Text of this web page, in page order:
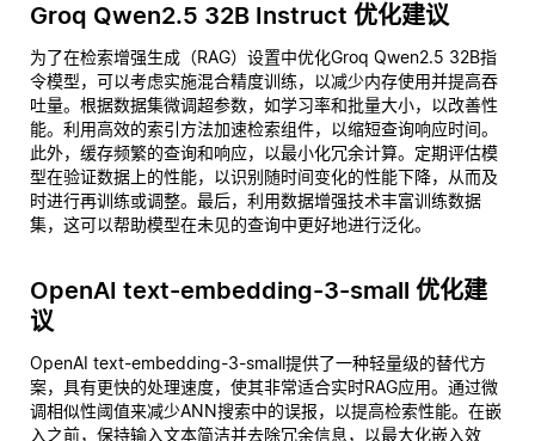
Groq Qwen2.5 32B Instruct 优化建议
为了在检索增强生成（RAG）设置中优化Groq Qwen2.5 32B指
令模型，可以考虑实施混合精度训练，以减少内存使用并提高吞
吐量。根据数据集微调超参数，如学习率和批量大小，以改善性
能。利用高效的索引方法加速检索组件，以缩短查询响应时间。
此外，缓存频繁的查询和响应，以最小化冗余计算。定期评估模
型在验证数据上的性能，以识别随时间变化的性能下降，从而及
时进行再训练或调整。最后，利用数据增强技术丰富训练数据
集，这可以帮助模型在未见的查询中更好地进行泛化。
OpenAI text-embedding-3-small 优化建
议
OpenAI text-embedding-3-small提供了一种轻量级的替代方
案，具有更快的处理速度，使其非常适合实时RAG应用。通过微
调相似性阈值来减少ANN搜索中的误报，以提高检索性能。在嵌
入之前，保持输入文本简洁并去除冗余信息，以最大化嵌入效